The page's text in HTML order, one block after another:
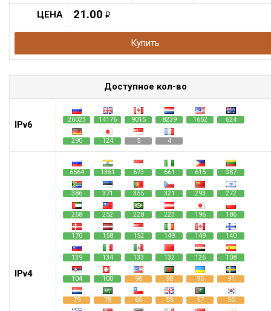
ЦЕНА 21.00 руб.
Купить
Доступное кол-во
IPv6 26023 14176 9015 8239 1652 624
290 124 5 4
IPv4
6564 1361 673 661 615 387
386 371 355 321 293 272
258 252 228 223 196 186
170 158 152 149 149 140
139 134 133 132 126 108
104 100 98 98 95 91
79 78 60 59 57 50